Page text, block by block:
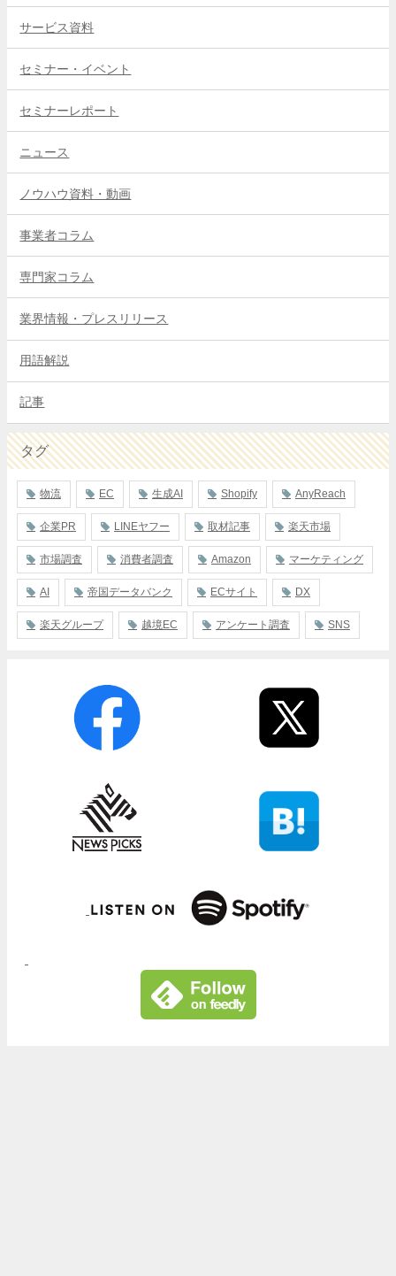
サービス資料
セミナー・イベント
セミナーレポート
ニュース
ノウハウ資料・動画
事業者コラム
専門家コラム
業界情報・プレスリリース
用語解説
記事
タグ
物流 EC 生成AI Shopify AnyReach
企業PR LINEヤフー 取材記事 楽天市場
市場調査 消費者調査 Amazon マーケティング
AI 帝国データバンク ECサイト DX
楽天グループ 越境EC アンケート調査 SNS